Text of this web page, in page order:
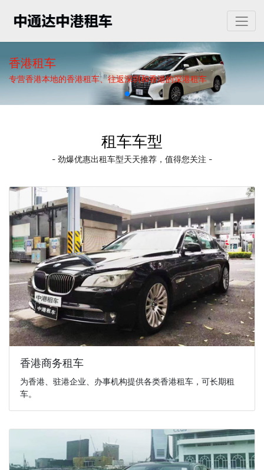
香港租车
专营香港本地的香港租车、往返深圳和香港的深港租车
租车车型
- 劲爆优惠出租车型天天推荐，值得您关注 -
香港商务租车
为香港、驻港企业、办事机构提供各类香港租车，可长期租
车。